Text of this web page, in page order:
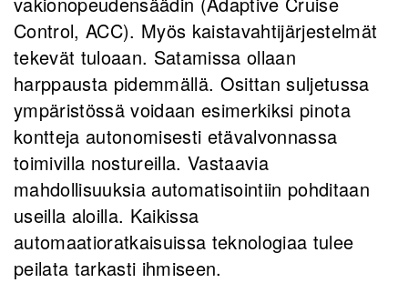
Control, ACC). Myös kaistavahtijärjestelmät
tekevät tuloaan. Satamissa ollaan
harppausta pidemmällä. Osittan suljetussa
ympäristössä voidaan esimerkiksi pinota
kontteja autonomisesti etävalvonnassa
toimivilla nostureilla. Vastaavia
mahdollisuuksia automatisointiin pohditaan
useilla aloilla. Kaikissa
automaatioratkaisuissa teknologiaa tulee
peilata tarkasti ihmiseen.